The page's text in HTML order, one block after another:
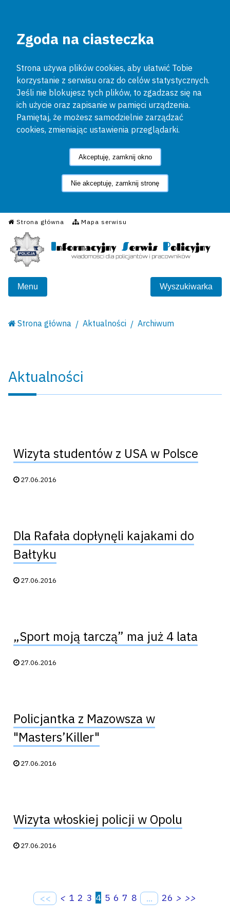
Zgoda na ciasteczka
Strona używa plików cookies, aby ułatwić Tobie
korzystanie z serwisu oraz do celów statystycznych.
Jeśli nie blokujesz tych plików, to zgadzasz się na
ich użycie oraz zapisanie w pamięci urządzenia.
Pamiętaj, że możesz samodzielnie zarządzać
cookies, zmieniając ustawienia przeglądarki.
Akceptuję, zamknij okno
Nie akceptuję, zamknij stronę
Strona główna Mapa serwisu
Informacyjny Serwis
Menu Wyszukiwarka
Strona główna Aktualności Archiwum
Aktualności
Wizyta studentów z USA w Polsce
Data publikacji:
27.06.2016
Dla Rafała dopłynęli kajakami do
Bałtyku
Data publikacji:
27.06.2016
„Sport moją tarczą” ma już 4 lata
Data publikacji:
27.06.2016
Policjantka z Mazowsza w
"Masters’Killer"
Data publikacji:
27.06.2016
Wizyta włoskiej policji w Opolu
Data publikacji:
27.06.2016
<< < 1 2 3 4 5 6 7 8 ... 26 > >>